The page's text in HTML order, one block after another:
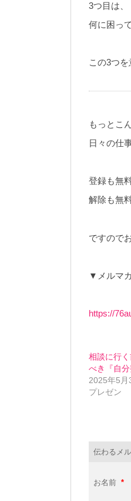
3つ目は、
何に困っ
この3つ
もっとこ
日々の仕
登録も無
解除も無
ですので
▼メルマ
https://
相談に行
べき『自分
2025年5月
プレゼン
伝わるメ
お名前 *